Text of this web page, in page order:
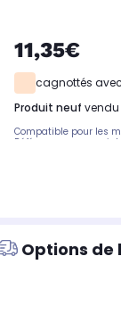
11,35€
cagnottés avec
produit neuf vendu
Compatible pour les
Référence
ESSENTIELB EFP43
Options de